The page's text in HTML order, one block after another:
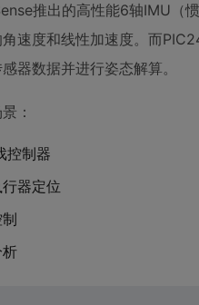
推出的高性能6轴IMU（
速度和线性加速度。而
器数据并进行姿态解算。
：
控制器
器定位